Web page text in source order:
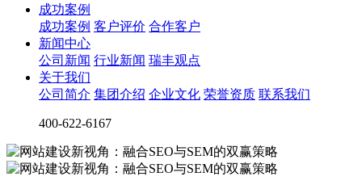
成功案例
成功案例 客户评价 合作客户
新闻中心
公司新闻 行业新闻 瑞丰观点
关于我们
公司简介 集团介绍 企业文化 荣誉资质 联系我们
400-622-6167